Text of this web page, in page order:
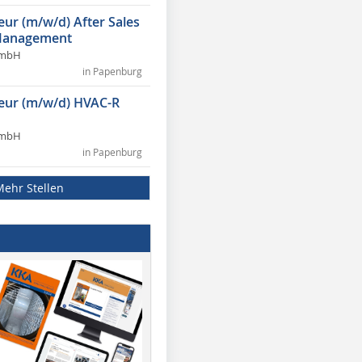
(m/w/d) After Sales
in Papenburg
(m/w/d) HVAC-R
in Papenburg
Stellen